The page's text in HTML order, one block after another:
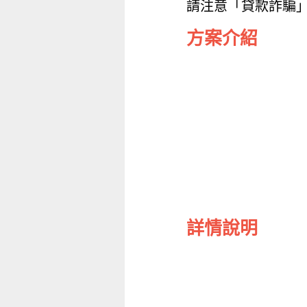
請注意「貸款詐騙
方案介紹
詳情說明